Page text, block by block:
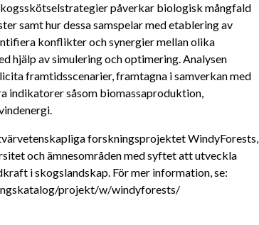
påverkar biologisk mångfald
samt hur dessa samspelar med etablering av
konflikter och synergier mellan olika
hjälp av simulering och optimering. Analysen
framtidsscenarier, framtagna i samverkan med
indikatorer såsom biomassa­produktion,
forskningsprojektet WindyForests,
och ämnesområden med syftet att utveckla
i skogslandskap. För mer information, se:
projekt/w/windyforests/